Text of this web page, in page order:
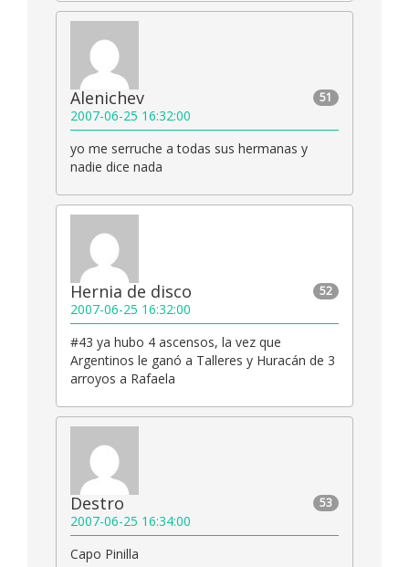
51
Alenichev
2007-06-25 16:32:00
yo me serruche a todas sus hermanas y
nadie dice nada
52
Hernia de disco
2007-06-25 16:32:00
#43 ya hubo 4 ascensos, la vez que
Argentinos le ganó a Talleres y Huracán de 3
arroyos a Rafaela
53
Destro
2007-06-25 16:34:00
Capo Pinilla